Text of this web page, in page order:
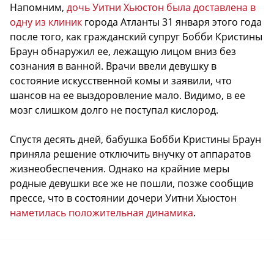
Напомним, дочь Уитни Хьюстон была доставлена в
одну из клиник города Атланты 31 января этого года
после того, как гражданский супруг Бобби Кристины
Браун обнаружил ее, лежащую лицом вниз без
сознания в ванной. Врачи ввели девушку в
состояние искусственной комы и заявили, что
шансов на ее выздоровление мало. Видимо, в ее
мозг слишком долго не поступал кислород.
Спустя десять дней, бабушка Бобби Кристины Браун
приняла решение отключить внучку от аппаратов
жизнеобеспечения. Однако на крайние меры
родные девушки все же не пошли, позже сообщив
прессе, что в состоянии дочери Уитни Хьюстон
наметилась положительная динамика.